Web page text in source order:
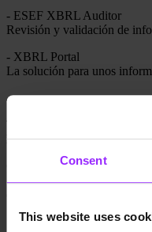
Consent
This website uses
- ESEF XBRL Auditor
Revisión y validación de
- XBRL Portal
La solución para unos
Herramientas BI y cuadro
Consultoría para la
analítica de negocio en